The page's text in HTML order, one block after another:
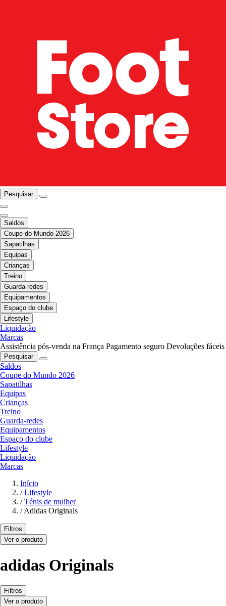
Pesquisar
Saldos
Coupe do Mundo 2026
Sapatilhas
Equipas
Crianças
Treino
Guarda-redes
Equipamentos
Espaço do clube
Lifestyle
Liquidação
Marcas
Assistência pós-venda na França Pagamento seguro Devoluções fáceis
Pesquisar
Saldos
Coupe do Mundo 2026
Sapatilhas
Equipas
Crianças
Treino
Guarda-redes
Equipamentos
Espaço do clube
Lifestyle
Liquidação
Marcas
Início
/ Lifestyle
/ Ténis de mulher
/Adidas Originals
Filtros
Ver o produto
adidas Originals
Filtros
Ver o produto